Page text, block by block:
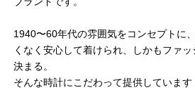
1940〜60年代の雰囲気をコンセプトに
くなく安心して着けられ、しかもファ
決まる。
そんな時計にこだわって提供しています